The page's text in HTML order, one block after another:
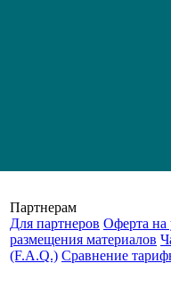
Партнерам
Для партнеров Оферта на
размещения материалов
(F.A.Q.) Cравнение